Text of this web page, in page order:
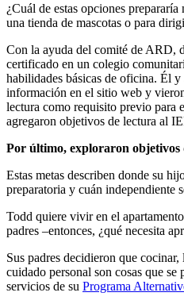
¿Cuál de estas opciones
una tienda de mascotas o para
Con la ayuda del comité de ARD,
certificado en un colegio
habilidades básicas de oficina. Él y
información en el sitio web y
lectura como requisito previo para
agregaron objetivos de lectura al
Por último, exploraron objetivos
Estas metas describen donde su
preparatoria y cuán independiente
Todd quiere vivir en el
padres –entonces, ¿qué necesita
Sus padres decidieron que
cuidado personal son cosas que se
servicios de su Programa